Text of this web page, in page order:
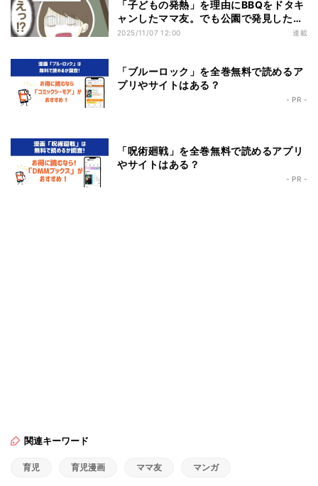
「子どもの発熱」を理由にBBQをドタキ
ャンしたママ友。でも公園で発見したの
は…!?
2025/11/07 12:00 連載
「ブルーロック」を全巻無料で読めるア
プリやサイトはある？
- PR -
「呪術廻戦」を全巻無料で読めるアプリ
やサイトはある？
- PR -
関連キーワード
育児 育児漫画 ママ友 マンガ